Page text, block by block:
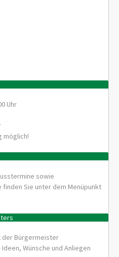
Uhr
möglich!
sowie
Sie unter dem Menüpunkt
der Bürgermeister
Wünsche und Anliegen